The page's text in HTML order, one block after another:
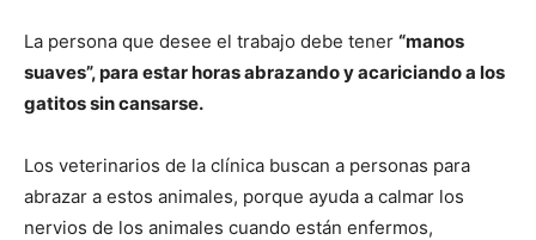
La persona que desee el trabajo debe tener “manos
suaves”, para estar horas abrazando y acariciando a los
gatitos sin cansarse.
Los veterinarios de la clínica buscan a personas para
abrazar a estos animales, porque ayuda a calmar los
nervios de los animales cuando están enfermos,